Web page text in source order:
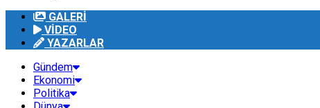
GALERİ
VİDEO
YAZARLAR
Gündem
Ekonomi
Politika